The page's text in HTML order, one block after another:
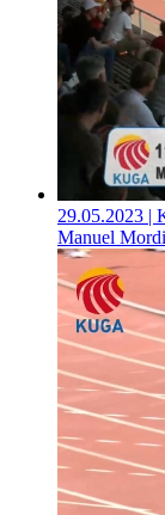
29.05.2023 |
Manuel